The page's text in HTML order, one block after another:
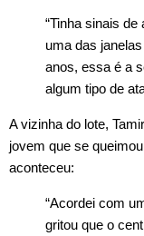
“Tinha sinais
uma das
anos, essa é a
algum tipo de
A vizinha do lote,
jovem que se
aconteceu:
“Acordei com
gritou que o